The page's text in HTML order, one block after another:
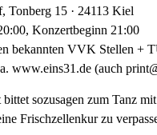
Tonberg 15 · 24113 Kiel
Konzertbeginn 21:00
bekannten VVK Stellen +
www.eins31.de (auch
sozusagen zum Tanz
Frischzellenkur zu